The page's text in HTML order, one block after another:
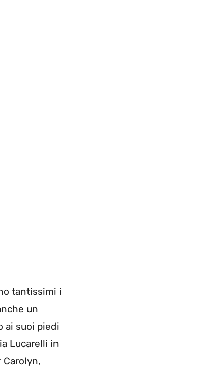
tantissimi i
un
ai suoi piedi
Lucarelli in